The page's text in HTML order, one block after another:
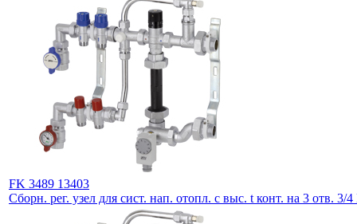
FK 3489 13403
Сборн. рег. узел для сист. нап. отопл. с выс. t конт. на 3 отв. 3/